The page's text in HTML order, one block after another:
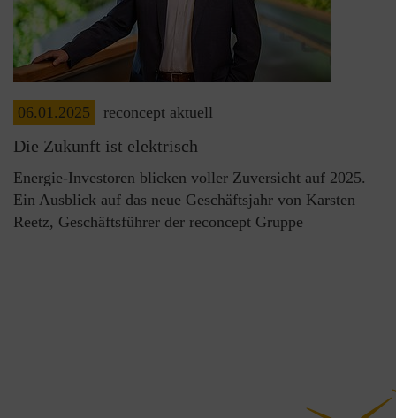
06.01.2025 reconcept aktuell
Die Zukunft ist elektrisch
Energie-Investoren blicken voller Zuversicht auf 2025.
Ein Ausblick auf das neue Geschäftsjahr von Karsten
Reetz, Geschäftsführer der reconcept Gruppe